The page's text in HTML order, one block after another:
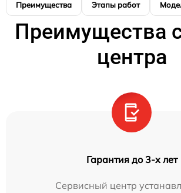
Преимущества Этапы работ
Преимущества
центра
Гарантия до 3-х лет
Сервисный центр